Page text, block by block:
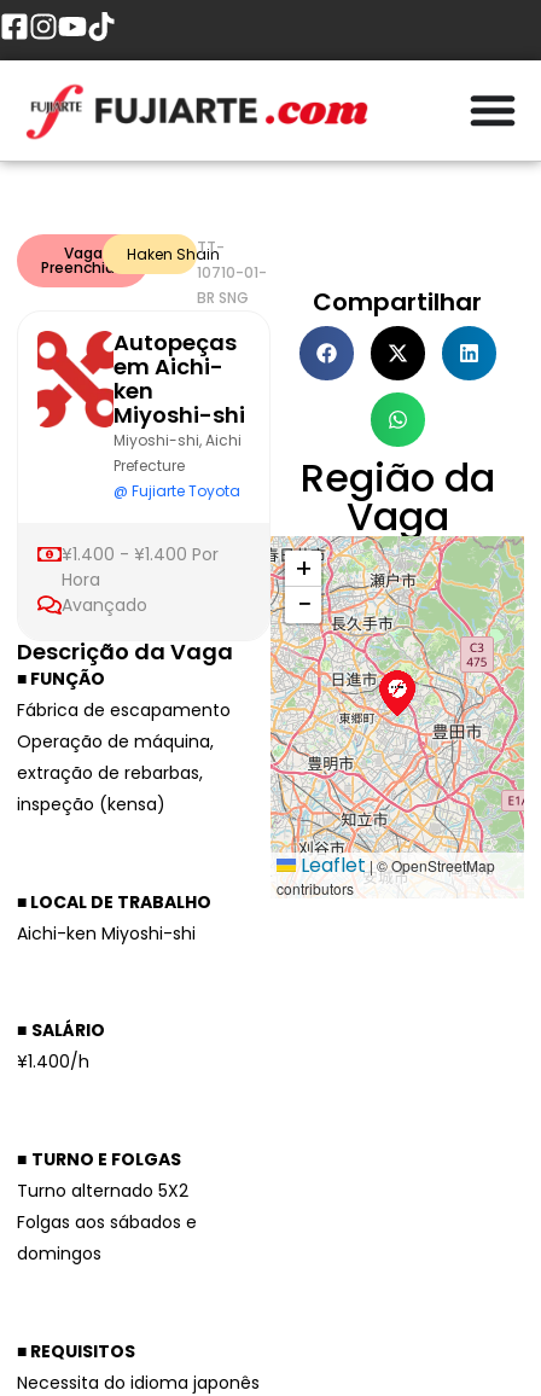
Vaga
Preenchida
Haken Shain
TT-
10710-01-
BR SNG
Autopeças
em Aichi-
ken
Miyoshi-shi
Miyoshi-shi, Aichi
Prefecture
@ Fujiarte Toyota
¥1.400 - ¥1.400 Por
Hora
Avançado
Descrição da Vaga
■ FUNÇÃO
Fábrica de escapamento
Operação de máquina,
extração de rebarbas,
inspeção (kensa)
■ LOCAL DE TRABALHO
Aichi-ken Miyoshi-shi
■ SALÁRIO
¥1.400/h
■ TURNO E FOLGAS
Turno alternado 5X2
Folgas aos sábados e
domingos
■ REQUISITOS
Necessita do idioma japonês
Compartilhar
Região da
Vaga
+
−
Leaflet |© OpenStreetMap
contributors